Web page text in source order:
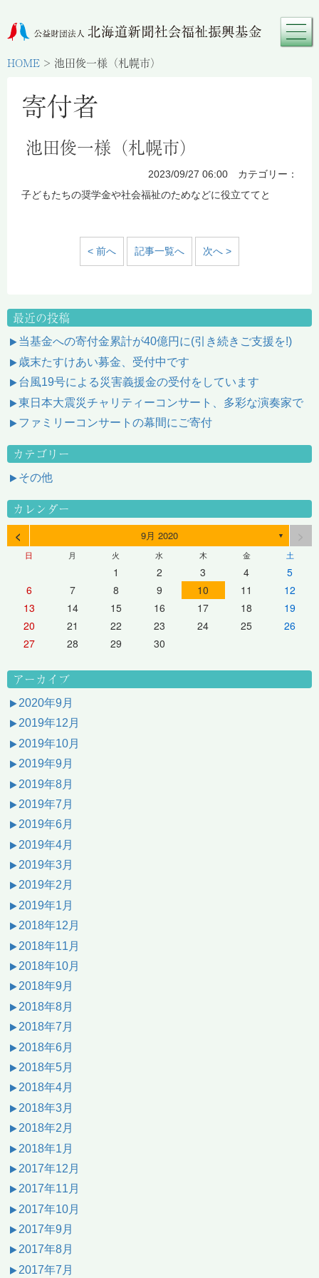
HOME > 池田俊一様（札幌市）
寄付者
池田俊一様（札幌市）
2023/09/27 06:00 カテゴリー：
子どもたちの奨学金や社会福祉のためなどに役立ててと
< 前へ 記事一覧へ 次へ >
最近の投稿
当基金への寄付金累計が40億円に(引き続きご支援を!)
歳末たすけあい募金、受付中です
台風19号による災害義援金の受付をしています
東日本大震災チャリティーコンサート、多彩な演奏家で
ファミリーコンサートの幕間にご寄付
カテゴリー
その他
カレンダー
< 9月 2020 ▼
日 月 火 水 木 金 土
1 2 3 4
5
6
7 8 9 10 11
12
13
14 15 16 17 18
19
20
21 22 23 24 25
26
27
28 29 30
アーカイブ
2020年9月
2019年12月
2019年10月
2019年9月
2019年8月
2019年7月
2019年6月
2019年4月
2019年3月
2019年2月
2019年1月
2018年12月
2018年11月
2018年10月
2018年9月
2018年8月
2018年7月
2018年6月
2018年5月
2018年4月
2018年3月
2018年2月
2018年1月
2017年12月
2017年11月
2017年10月
2017年9月
2017年8月
2017年7月